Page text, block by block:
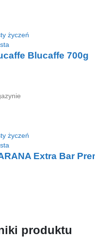
życzeń
Blucaffe 700g
życzeń
Extra Bar
produktu